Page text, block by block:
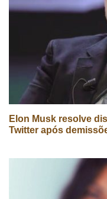
Elon Musk resolve
Twitter após